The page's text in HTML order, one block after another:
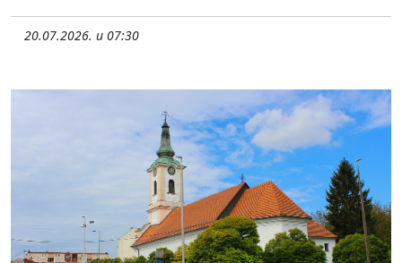
20.07.2026. u 07:30